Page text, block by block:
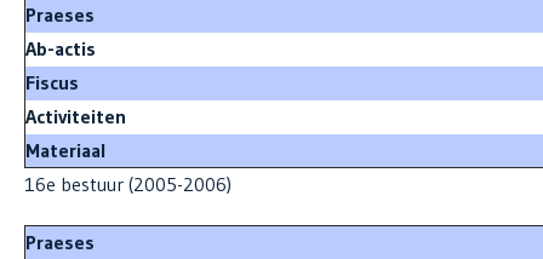
Praeses
Ab-actis
Fiscus
Activiteiten
Materiaal
16e bestuur (2005-2006)
Praeses